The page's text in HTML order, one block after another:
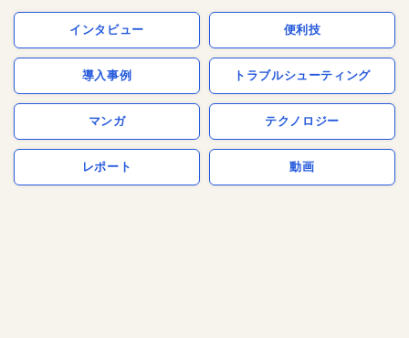
インタビュー 便利技
導入事例 トラブルシューティング
マンガ テクノロジー
レポート 動画